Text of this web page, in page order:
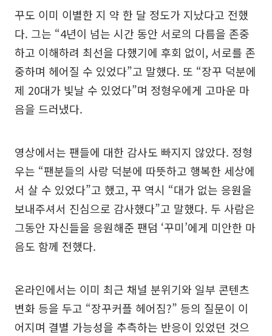
꾸도 이미 이별한 지 약 한 달 정도가 지났다고 전했
다. 그는 “4년이 넘는 시간 동안 서로의 다름을 존중
하고 이해하려 최선을 다했기에 후회 없이, 서로를 존
중하며 헤어질 수 있었다”고 말했다. 또 “장꾸 덕분에
제 20대가 빛날 수 있었다”며 정형우에게 고마운 마
음을 드러냈다.
영상에서는 팬들에 대한 감사도 빠지지 않았다. 정형
우는 “팬분들의 사랑 덕분에 따뜻하고 행복한 세상에
서 살 수 있었다”고 했고, 꾸 역시 “대가 없는 응원을
보내주셔서 진심으로 감사했다”고 말했다. 두 사람은
그동안 자신들을 응원해준 팬덤 ‘꾸미’에게 미안한 마
음도 함께 전했다.
온라인에서는 이미 최근 채널 분위기와 일부 콘텐츠
변화 등을 두고 “장꾸커플 헤어짐?” 등의 질문이 이
어지며 결별 가능성을 추측하는 반응이 있었던 것으